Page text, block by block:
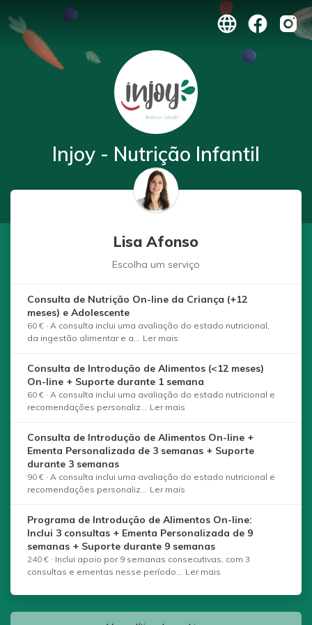
Injoy - Nutrição Infantil
Lisa Afonso
Escolha um serviço
Consulta de Nutrição On-line da Criança (+12
meses) e Adolescente
60 € · A consulta inclui uma avaliação do estado nutricional,
da ingestão alimentar e a... Ler mais
Consulta de Introdução de Alimentos (<12 meses)
On-line + Suporte durante 1 semana
60 € · A consulta inclui uma avaliação do estado nutricional e
recomendações personaliz... Ler mais
Consulta de Introdução de Alimentos On-line +
Ementa Personalizada de 3 semanas + Suporte
durante 3 semanas
90 € · A consulta inclui uma avaliação do estado nutricional e
recomendações personaliz... Ler mais
Programa de Introdução de Alimentos On-line:
Inclui 3 consultas + Ementa Personalizada de 9
semanas + Suporte durante 9 semanas
240 € · Inclui apoio por 9 semanas consecutivas, com 3
consultas e ementas nesse período... Ler mais